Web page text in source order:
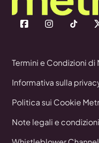
Termini e Condizioni di
Informativa sulla
Politica sui Cookie
Note legali e